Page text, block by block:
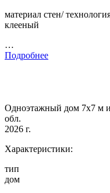
материал стен/
клееный
…
Подробнее
Одноэтажный дом 7х7 м
обл.
2026 г.
Характеристики:
тип
дом